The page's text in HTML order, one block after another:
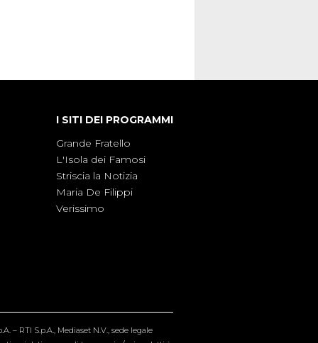
I SITI DEI PROGRAMMI
Grande Fratello
L'Isola dei Famosi
Striscia la Notizia
Maria De Filippi
Verissimo
– RTI S.p.A., Mediaset N.V., sede legale